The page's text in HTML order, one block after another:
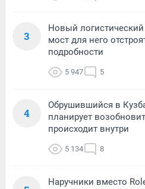
3
Новый
мост для него
подробности
5 947 5
4
Обрушившийся в
планирует
происходит внутри
5 134 8
Наручники вместо